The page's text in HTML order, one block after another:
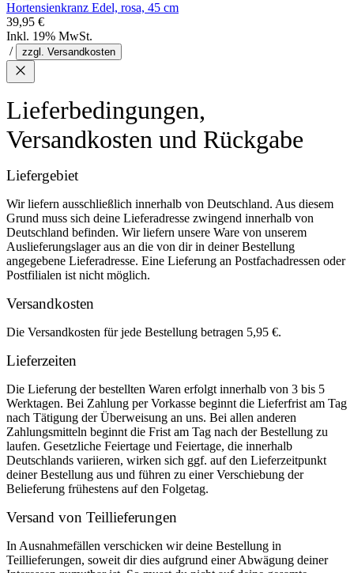
Hortensienkranz Edel, rosa, 45 cm
39,95 €
Inkl. 19% MwSt.
/
zzgl. Versandkosten
Lieferbedingungen,
Versandkosten und Rückgabe
Liefergebiet
Wir liefern ausschließlich innerhalb von Deutschland. Aus diesem
Grund muss sich deine Lieferadresse zwingend innerhalb von
Deutschland befinden. Wir liefern unsere Ware von unserem
Auslieferungslager aus an die von dir in deiner Bestellung
angegebene Lieferadresse. Eine Lieferung an Postfachadressen oder
Postfilialen ist nicht möglich.
Versandkosten
Die Versandkosten für jede Bestellung betragen 5,95 €.
Lieferzeiten
Die Lieferung der bestellten Waren erfolgt innerhalb von 3 bis 5
Werktagen. Bei Zahlung per Vorkasse beginnt die Lieferfrist am Tag
nach Tätigung der Überweisung an uns. Bei allen anderen
Zahlungsmitteln beginnt die Frist am Tag nach der Bestellung zu
laufen. Gesetzliche Feiertage und Feiertage, die innerhalb
Deutschlands variieren, wirken sich ggf. auf den Lieferzeitpunkt
deiner Bestellung aus und führen zu einer Verschiebung der
Belieferung frühestens auf den Folgetag.
Versand von Teillieferungen
In Ausnahmefällen verschicken wir deine Bestellung in
Teillieferungen, soweit dir dies aufgrund einer Abwägung deiner